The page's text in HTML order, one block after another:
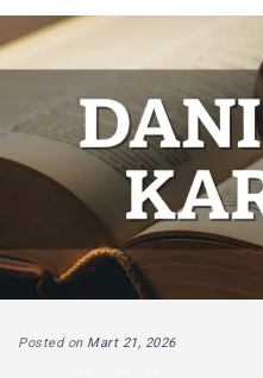
Posted on Mart 21, 2026